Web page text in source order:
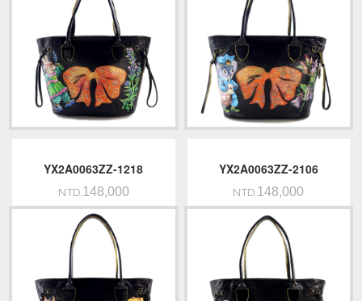
YX2A0063ZZ-1218
NTD.148,000
YX2A0063ZZ-2106
NTD.148,000